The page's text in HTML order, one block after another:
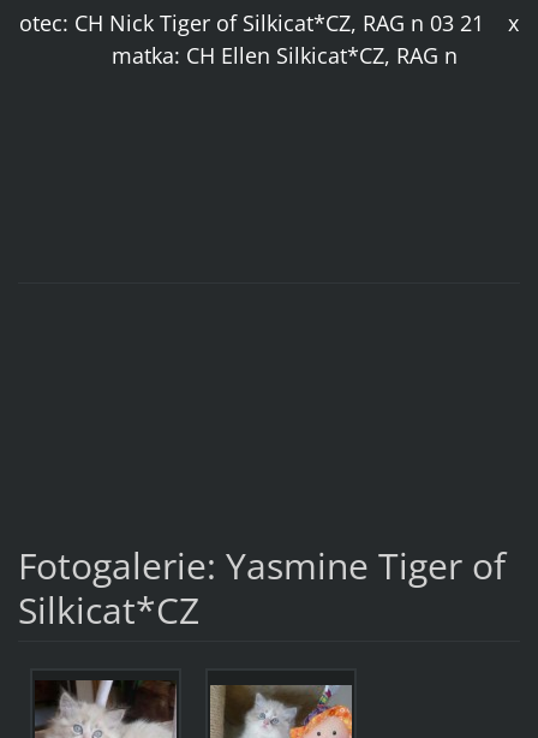
otec: CH Nick Tiger of Silkicat*CZ, RAG n 03 21 x
matka: CH Ellen Silkicat*CZ, RAG n
Fotogalerie: Yasmine Tiger of
Silkicat*CZ